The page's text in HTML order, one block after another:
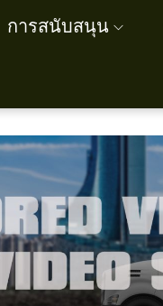
การสนับสนุน